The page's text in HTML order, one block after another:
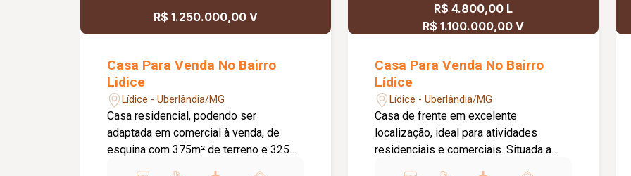
R$ 1.250.000,00 V
Casa Para Venda No Bairro
Lidice
Lídice - Uberlândia/MG
Casa residencial, podendo ser
adaptada em comercial à venda, de
esquina com 375m² de terreno e 325m²
R$ 4.800,00 L
R$ 1.100.000,00 V
Casa Para Venda No Bairro
Lídice
Lídice - Uberlândia/MG
Casa de frente em excelente
localização, ideal para atividades
residenciais e comerciais. Situada a